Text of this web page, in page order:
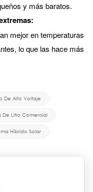
y más baratos.
mejor en temperaturas
lo que las hace más
De Alto Voltaje
De Litio Comercial
Híbrido Solar